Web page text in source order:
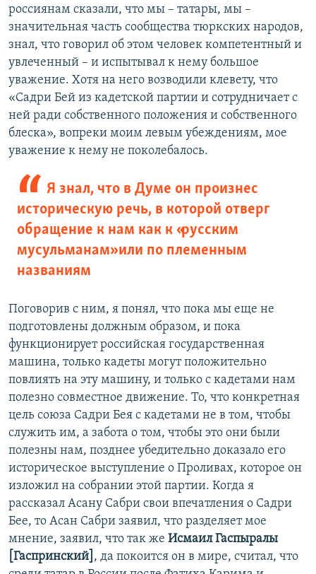
россиянам сказали, что мы – татары, мы –
значительная часть сообщества тюркских народов,
знал, что говорил об этом человек компетентный и
увлеченный – и испытывал к нему большое
уважение. Хотя на него возводили клевету, что
«Садри Бей из кадетской партии и сотрудничает с
ней ради собственного положения и собственного
блеска», вопреки моим левым убеждениям, мое
уважение к нему не поколебалось.
Я знал, что в Думе он произнес
историческую речь, в которой отверг
обращение к нам как к «русским
мусульманам» или по племенным
названиям
Поговорив с ним, я понял, что пока мы еще не
подготовлены должным образом, и пока
функционирует российская государственная
машина, только кадеты могут положительно
повлиять на эту машину, и только с кадетами нам
полезно совместное движение. То, что конкретная
цель союза Садри Бея с кадетами не в том, чтобы
служить им, а забота о том, чтобы это они были
полезны нам, позднее убедительно доказало его
историческое выступление о Проливах, которое он
изложил на собрании этой партии. Когда я
рассказал Асану Сабри свои впечатления о Садри
Бее, то Асан Сабри заявил, что разделяет мое
мнение, заявил, что так же Исмаил Гаспыралы
[Гаспринский] , да покоится он в мире, считал, что